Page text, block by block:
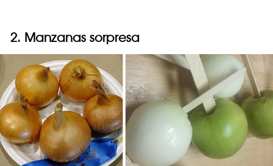
2. Manzanas sorpresa